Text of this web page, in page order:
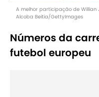
A melhor participação de Willian
Alcoba Beitia/GettyImages
Números da
futebol europeu